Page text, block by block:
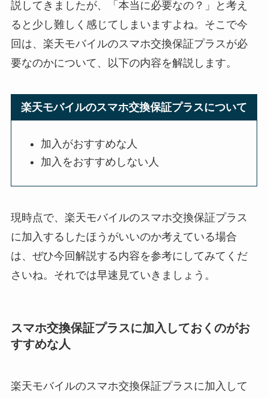
説してきましたが、「本当に必要なの？」と考え
ると少し難しく感じてしまいますよね。そこで今
回は、楽天モバイルのスマホ交換保証プラスが必
要なのかについて、以下の内容を解説します。
楽天モバイルのスマホ交換保証プラスについて
加入がおすすめな人
加入をおすすめしない人
現時点で、楽天モバイルのスマホ交換保証プラス
に加入するしたほうがいいのか考えている場合
は、ぜひ今回解説する内容を参考にしてみてくだ
さいね。それでは早速見ていきましょう。
スマホ交換保証プラスに加入しておくのがお
すすめな人
楽天モバイルのスマホ交換保証プラスに加入して